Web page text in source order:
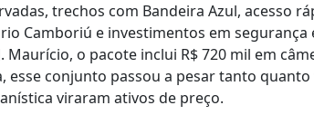
trechos com Bandeira Azul, acesso
Camboriú e investimentos em segurança
o pacote inclui R$ 720 mil em
conjunto passou a pesar tanto quanto
viraram ativos de preço.